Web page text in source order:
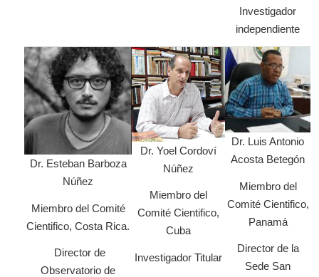
Investigador
independiente
Dr. Esteban Barboza
Núñez
Miembro del Comité
Cientifico, Costa Rica.
Director de
Observatorio de
Dr. Yoel Cordoví
Núñez
Miembro del
Comité Cientifico,
Cuba
Investigador Titular
Dr. Luis Antonio
Acosta Betegón
Miembro del
Comité Cientifico,
Panamá
Director de la
Sede San